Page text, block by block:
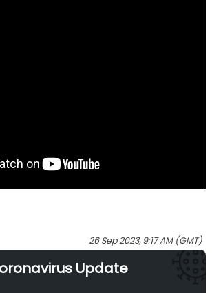
26 Sep 2023, 9:17 AM (GMT)
Update